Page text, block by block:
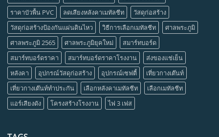
ราคาบัวพื้น PVC
ลดเสียงหลังคาเมทัลชีท
วัสดุก่อสร้าง
วัสดุก่อสร้างป้องกันแผ่นดินไหว
วิธีการเลือกเมทัลชีท
ศาลพระภูมิ
ศาลพระภูมิ 2565
ศาลพระภูมิยุคใหม่
สมาร์ทบอร์ด
สมาร์ทบอร์ดราคา
สมาร์ทบอร์ดราคาโรงงาน
ส่งของแช่เย็น
หลังคา
อุปกรณ์วัสดุก่อสร้าง อุปกรณ์เซฟตี้
เที่ยวกางเต๊นท์
เที่ยวกางเต๊นท์ทำประกัน
เลือกหลังคาเมทัลชีท
เลือกเมทัลชีท
แอร์เสียงดัง
โครงสร้างโรงงาน ไฟ 3 เฟส